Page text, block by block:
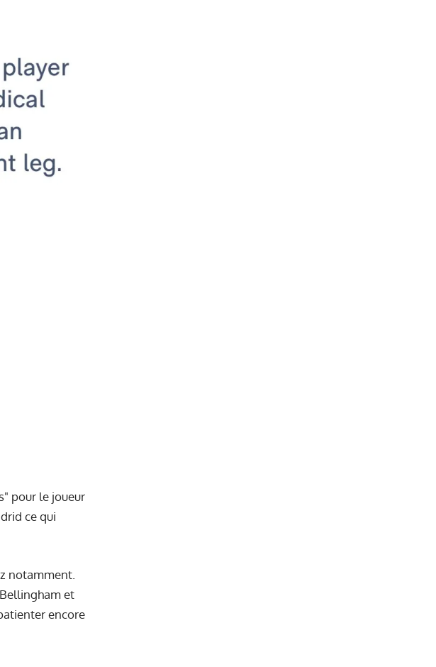
pour le joueur
ce qui
notamment.
et
encore